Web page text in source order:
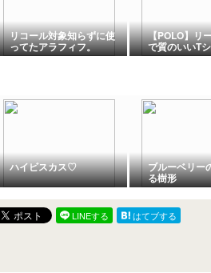
リコール対象知らずに使
ってたアラフィフ。
【POLO】リ
で質のいいT
ハイビスカス♡ ブルーベリー
る樹形
LINEする
はてブする